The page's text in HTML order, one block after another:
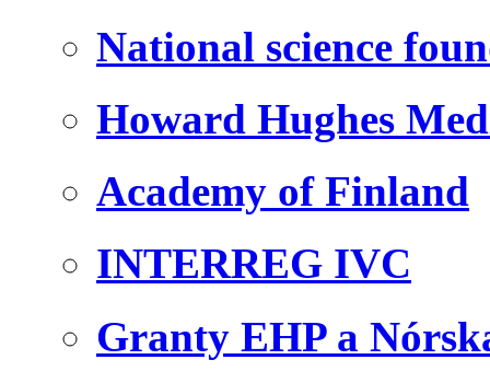
National science
Howard Hughes
Academy of Finland
INTERREG IVC
Granty EHP a